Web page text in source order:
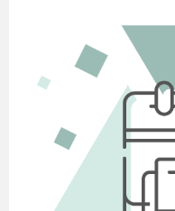
4. За звичайних
добу в середньому
первинної сечі:
А) 50 л
Б) 250 л
В) 150 л
5. Волосяні